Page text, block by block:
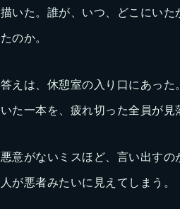
描いた。誰が、いつ、どこにい
たのか。
答えは、休憩室の入り口にあっ
いた一本を、疲れ切った全員が見
悪意がないミスほど、言い出す
人が悪者みたいに見えてしまう。